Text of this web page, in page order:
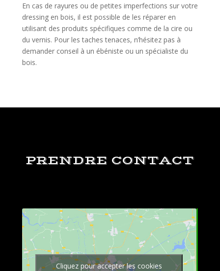
En cas de rayures ou de petites imperfections sur votre
dressing en bois, il est possible de les réparer en
utilisant des produits spécifiques comme de la cire ou
du vernis. Pour les taches tenaces, n’hésitez pas à
demander conseil à un ébéniste ou un spécialiste du
bois.
PRENDRE CONTACT
Cliquez pour accepter les cookies